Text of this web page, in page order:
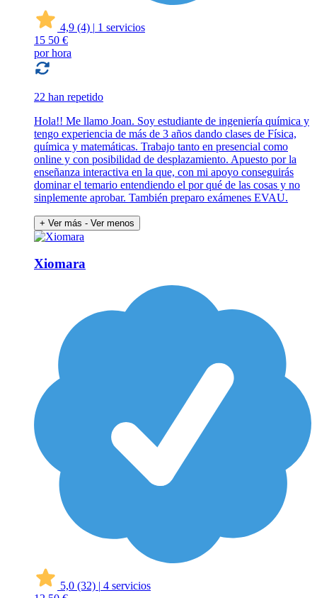
4,9 (4) | 1 servicios
15 50 €
por hora
22 han repetido
Hola!! Me llamo Joan. Soy estudiante de ingeniería química y
tengo experiencia de más de 3 años dando clases de Física,
química y matemáticas. Trabajo tanto en presencial como
online y con posibilidad de desplazamiento. Apuesto por la
enseñanza interactiva en la que, con mi apoyo conseguirás
dominar el temario entendiendo el por qué de las cosas y no
sinplemente aprobar. También preparo exámenes EVAU.
+ Ver más - Ver menos
Xiomara
5,0 (32) | 4 servicios